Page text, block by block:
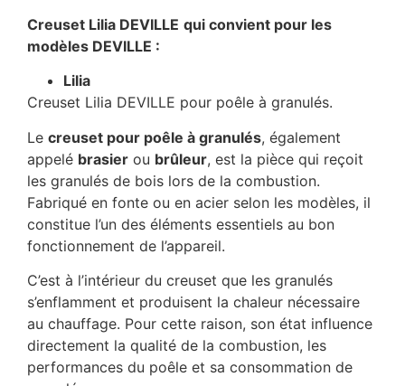
Creuset Lilia DEVILLE qui convient pour les
modèles DEVILLE :
Lilia
Creuset Lilia DEVILLE pour poêle à granulés.
Le creuset pour poêle à granulés, également
appelé brasier ou brûleur, est la pièce qui reçoit
les granulés de bois lors de la combustion.
Fabriqué en fonte ou en acier selon les modèles, il
constitue l’un des éléments essentiels au bon
fonctionnement de l’appareil.
C’est à l’intérieur du creuset que les granulés
s’enflamment et produisent la chaleur nécessaire
au chauffage. Pour cette raison, son état influence
directement la qualité de la combustion, les
performances du poêle et sa consommation de